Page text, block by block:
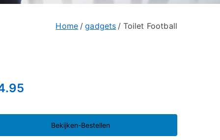
Home gadgets Toilet Football
Bekijken-Bestellen